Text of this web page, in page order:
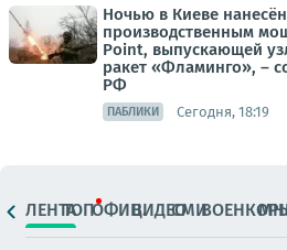
Ночью в Киеве
производственным
Point, выпускающей
ракет «Фламинго», –
РФ
ПАБЛИКИ Сегодня, 18:19
ЛЕНТАТОПОФИЦ.ВИДЕОСМИ